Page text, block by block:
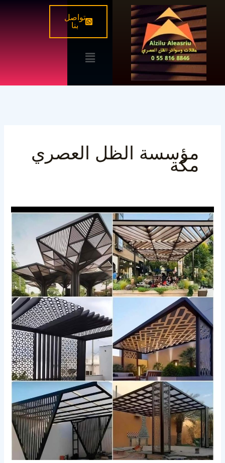
تخطي
المحتوى
تواصل
بنا
القائمة
مؤسسة الظل العصري
مكة
برجولات
قص
ليزر
مع
اللكسان
في
مكة